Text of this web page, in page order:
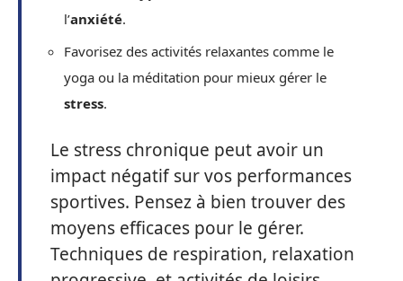
l’anxiété.
Favorisez des activités relaxantes comme le
yoga ou la méditation pour mieux gérer le
stress.
Le stress chronique peut avoir un
impact négatif sur vos performances
sportives. Pensez à bien trouver des
moyens efficaces pour le gérer.
Techniques de respiration, relaxation